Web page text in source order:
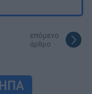
επόμενο
άρθρο
ΗΠΑ